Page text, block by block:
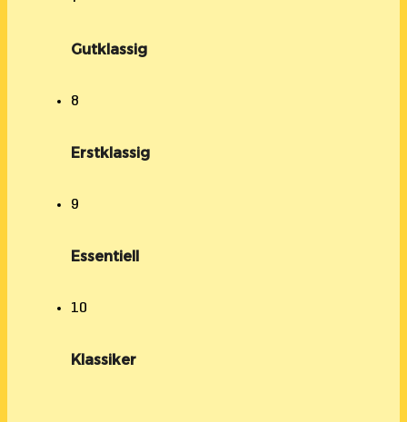
Gutklassig
8
Erstklassig
9
Essentiell
10
Klassiker